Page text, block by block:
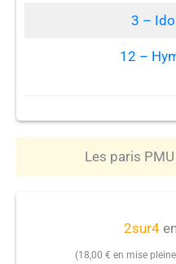
3 –
12 –
Les paris
2sur4
(18,00 € en mise